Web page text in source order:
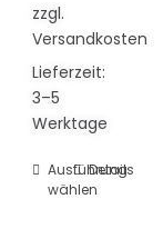
zzgl.
Versandkosten
Lieferzeit:
3–5
Werktage
Ausführung
wählen
Dieses
Produkt
Details